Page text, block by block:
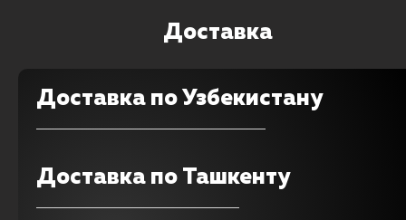
Доставка
Доставка по Узбекистану
Доставка по Ташкенту